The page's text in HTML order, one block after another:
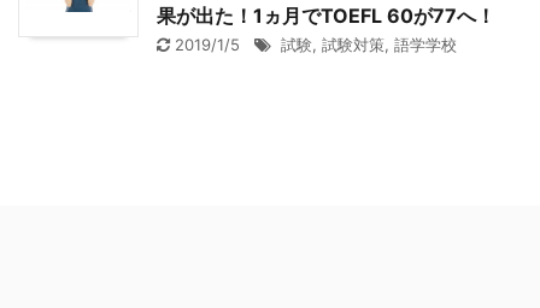
果が出た！1ヵ月でTOEFL 60が77へ！
2019/1/5 試験, 試験対策, 語学学校